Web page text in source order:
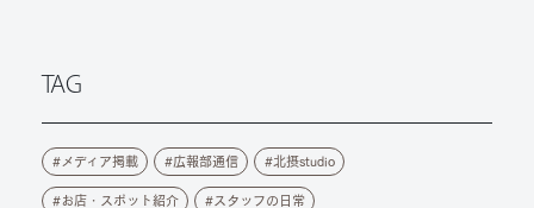
TAG
メディア掲載 広報部通信 北摂studio
お店・スポット紹介 スタッフの日常